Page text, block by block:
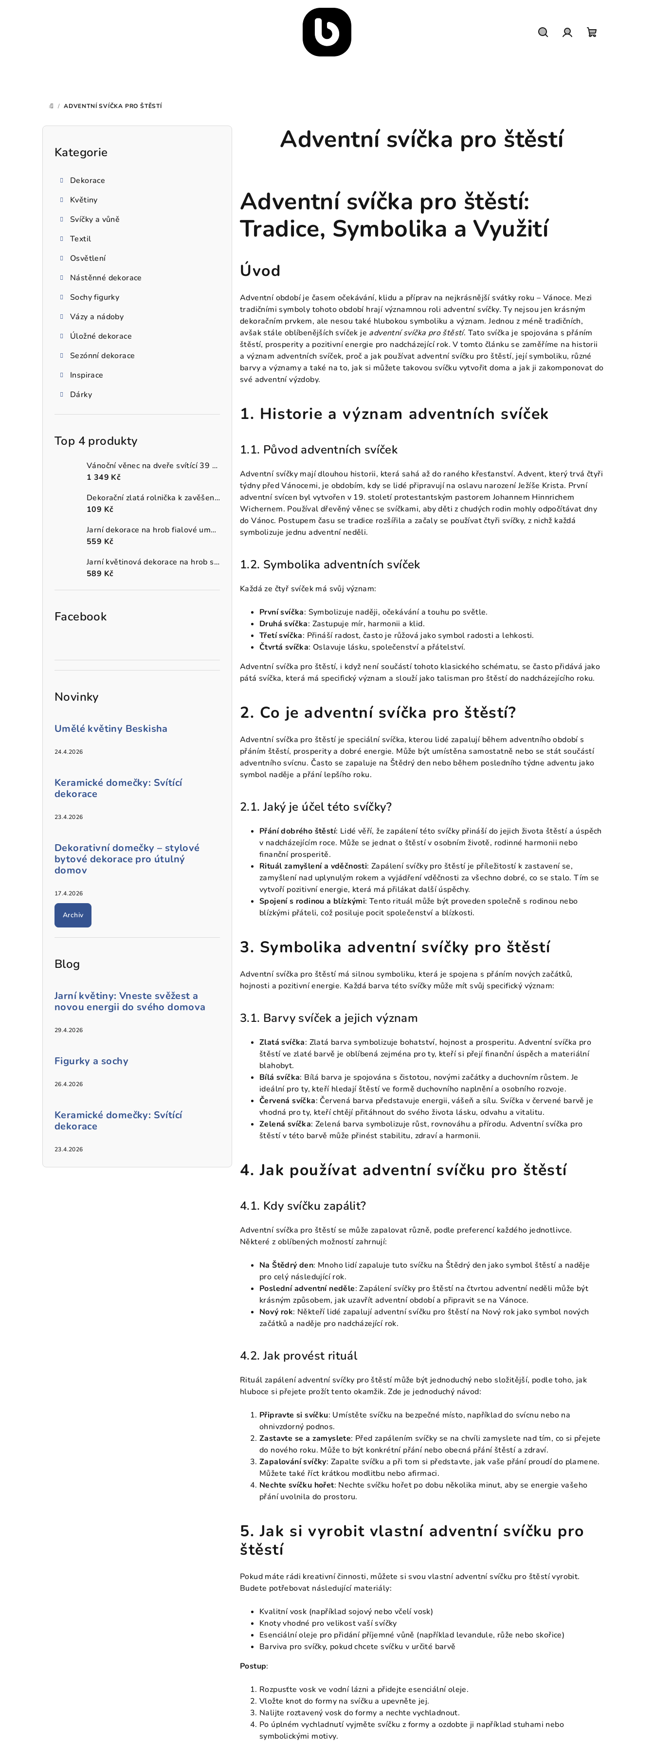
DOMŮ
/ ADVENTNÍ SVÍČKA PRO ŠTĚSTÍ
P
Přeskočit
Kategorie
Dekorace
Květiny
Svíčky a vůně
Textil
Osvětlení
Nástěnné dekorace
Sochy figurky
Vázy a nádoby
Úložné dekorace
Sezónní dekorace
Inspirace
Dárky
Top 4 produkty
Vánoční věnec na dveře svítící 39 cm
1 349 Kč
Dekorační zlatá rolnička k zavěšení 10 cm
109 Kč
Jarní dekorace na hrob fialové umělé macešky v šedém truhlíku
559 Kč
Jarní květinová dekorace na hrob s oranžovými maceškami
589 Kč
Facebook
Novinky
Umělé květiny Beskisha
24.4.2026
Keramické domečky: Svítící
dekorace
23.4.2026
Dekorativní domečky – stylové
bytové dekorace pro útulný
domov
17.4.2026
Archiv
Blog
Jarní květiny: Vneste svěžest a
novou energii do svého domova
29.4.2026
Figurky a sochy
26.4.2026
Keramické domečky: Svítící
dekorace
23.4.2026
Adventní svíčka pro štěstí
Adventní svíčka pro štěstí:
Tradice, Symbolika a Využití
Úvod
Adventní období je časem očekávání, klidu a příprav na nejkrásnější svátky roku – Vánoce. Mezi
tradičními symboly tohoto období hrají významnou roli adventní svíčky. Ty nejsou jen krásným
dekoračním prvkem, ale nesou také hlubokou symboliku a význam. Jednou z méně tradičních,
avšak stále oblíbenějších svíček je adventní svíčka pro štěstí. Tato svíčka je spojována s přáním
štěstí, prosperity a pozitivní energie pro nadcházející rok. V tomto článku se zaměříme na historii
a význam adventních svíček, proč a jak používat adventní svíčku pro štěstí, její symboliku, různé
barvy a významy a také na to, jak si můžete takovou svíčku vytvořit doma a jak ji zakomponovat do
své adventní výzdoby.
1. Historie a význam adventních svíček
1.1. Původ adventních svíček
Adventní svíčky mají dlouhou historii, která sahá až do raného křesťanství. Advent, který trvá čtyři
týdny před Vánocemi, je obdobím, kdy se lidé připravují na oslavu narození Ježíše Krista. První
adventní svícen byl vytvořen v 19. století protestantským pastorem Johannem Hinnrichem
Wichernem. Používal dřevěný věnec se svíčkami, aby děti z chudých rodin mohly odpočítávat dny
do Vánoc. Postupem času se tradice rozšířila a začaly se používat čtyři svíčky, z nichž každá
symbolizuje jednu adventní neděli.
1.2. Symbolika adventních svíček
Každá ze čtyř svíček má svůj význam:
První svíčka: Symbolizuje naději, očekávání a touhu po světle.
Druhá svíčka: Zastupuje mír, harmonii a klid.
Třetí svíčka: Přináší radost, často je růžová jako symbol radosti a lehkosti.
Čtvrtá svíčka: Oslavuje lásku, společenství a přátelství.
Adventní svíčka pro štěstí, i když není součástí tohoto klasického schématu, se často přidává jako
pátá svíčka, která má specifický význam a slouží jako talisman pro štěstí do nadcházejícího roku.
2. Co je adventní svíčka pro štěstí?
Adventní svíčka pro štěstí je speciální svíčka, kterou lidé zapalují během adventního období s
přáním štěstí, prosperity a dobré energie. Může být umístěna samostatně nebo se stát součástí
adventního svícnu. Často se zapaluje na Štědrý den nebo během posledního týdne adventu jako
symbol naděje a přání lepšího roku.
2.1. Jaký je účel této svíčky?
Přání dobrého štěstí: Lidé věří, že zapálení této svíčky přináší do jejich života štěstí a úspěch
v nadcházejícím roce. Může se jednat o štěstí v osobním životě, rodinné harmonii nebo
finanční prosperitě.
Rituál zamyšlení a vděčnosti: Zapálení svíčky pro štěstí je příležitostí k zastavení se,
zamyšlení nad uplynulým rokem a vyjádření vděčnosti za všechno dobré, co se stalo. Tím se
vytvoří pozitivní energie, která má přilákat další úspěchy.
Spojení s rodinou a blízkými: Tento rituál může být proveden společně s rodinou nebo
blízkými přáteli, což posiluje pocit společenství a blízkosti.
3. Symbolika adventní svíčky pro štěstí
Adventní svíčka pro štěstí má silnou symboliku, která je spojena s přáním nových začátků,
hojnosti a pozitivní energie. Každá barva této svíčky může mít svůj specifický význam:
3.1. Barvy svíček a jejich význam
Zlatá svíčka: Zlatá barva symbolizuje bohatství, hojnost a prosperitu. Adventní svíčka pro
štěstí ve zlaté barvě je oblíbená zejména pro ty, kteří si přejí finanční úspěch a materiální
blahobyt.
Bílá svíčka: Bílá barva je spojována s čistotou, novými začátky a duchovním růstem. Je
ideální pro ty, kteří hledají štěstí ve formě duchovního naplnění a osobního rozvoje.
Červená svíčka: Červená barva představuje energii, vášeň a sílu. Svíčka v červené barvě je
vhodná pro ty, kteří chtějí přitáhnout do svého života lásku, odvahu a vitalitu.
Zelená svíčka: Zelená barva symbolizuje růst, rovnováhu a přírodu. Adventní svíčka pro
štěstí v této barvě může přinést stabilitu, zdraví a harmonii.
4. Jak používat adventní svíčku pro štěstí
4.1. Kdy svíčku zapálit?
Adventní svíčka pro štěstí se může zapalovat různě, podle preferencí každého jednotlivce.
Některé z oblíbených možností zahrnují:
Na Štědrý den: Mnoho lidí zapaluje tuto svíčku na Štědrý den jako symbol štěstí a naděje
pro celý následující rok.
Poslední adventní neděle: Zapálení svíčky pro štěstí na čtvrtou adventní neděli může být
krásným způsobem, jak uzavřít adventní období a připravit se na Vánoce.
Nový rok: Někteří lidé zapalují adventní svíčku pro štěstí na Nový rok jako symbol nových
začátků a naděje pro nadcházející rok.
4.2. Jak provést rituál
Rituál zapálení adventní svíčky pro štěstí může být jednoduchý nebo složitější, podle toho, jak
hluboce si přejete prožít tento okamžik. Zde je jednoduchý návod:
Připravte si svíčku: Umístěte svíčku na bezpečné místo, například do svícnu nebo na
ohnivzdorný podnos.
Zastavte se a zamyslete: Před zapálením svíčky se na chvíli zamyslete nad tím, co si přejete
do nového roku. Může to být konkrétní přání nebo obecná přání štěstí a zdraví.
Zapalování svíčky: Zapalte svíčku a při tom si představte, jak vaše přání proudí do plamene.
Můžete také říct krátkou modlitbu nebo afirmaci.
Nechte svíčku hořet: Nechte svíčku hořet po dobu několika minut, aby se energie vašeho
přání uvolnila do prostoru.
5. Jak si vyrobit vlastní adventní svíčku pro
štěstí
Pokud máte rádi kreativní činnosti, můžete si svou vlastní adventní svíčku pro štěstí vyrobit.
Budete potřebovat následující materiály:
Kvalitní vosk (například sojový nebo včelí vosk)
Knoty vhodné pro velikost vaší svíčky
Esenciální oleje pro přidání příjemné vůně (například levandule, růže nebo skořice)
Barviva pro svíčky, pokud chcete svíčku v určité barvě
Postup:
Rozpusťte vosk ve vodní lázni a přidejte esenciální oleje.
Vložte knot do formy na svíčku a upevněte jej.
Nalijte roztavený vosk do formy a nechte vychladnout.
Po úplném vychladnutí vyjměte svíčku z formy a ozdobte ji například stuhami nebo
symbolickými motivy.